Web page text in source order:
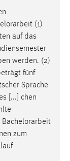
(1)
auf das
werden. (2)
fünf
Sprache
[...] chen